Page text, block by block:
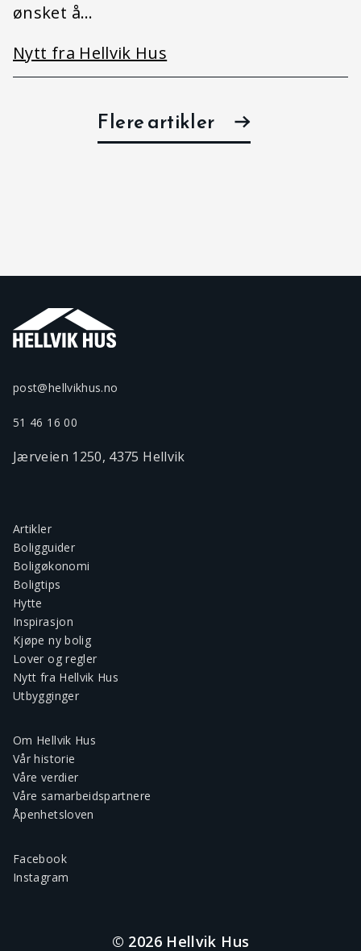
ønsket å…
Nytt fra Hellvik Hus
Flere artikler
post@hellvikhus.no
51 46 16 00
Jærveien 1250, 4375 Hellvik
Artikler
Boligguider
Boligøkonomi
Boligtips
Hytte
Inspirasjon
Kjøpe ny bolig
Lover og regler
Nytt fra Hellvik Hus
Utbygginger
Om Hellvik Hus
Vår historie
Våre verdier
Våre samarbeidspartnere
Åpenhetsloven
Facebook
Instagram
© 2026 Hellvik Hus